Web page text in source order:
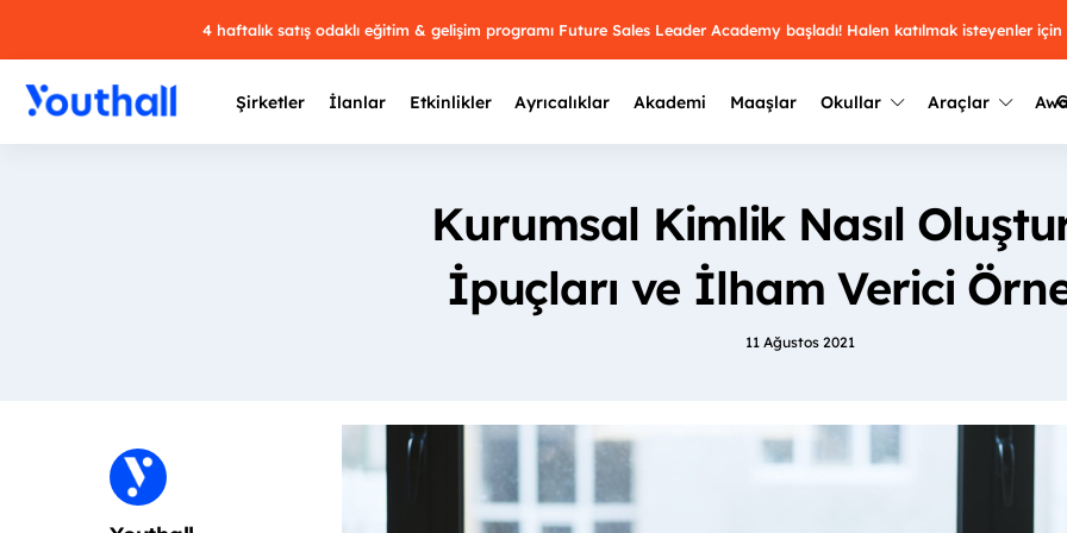
4 haftalık satış odaklı eğitim & gelişim programı Future Sales Leader Academy başladı! Halen katılmak isteyenler
Şirketler İlanlar Etkinlikler Ayrıcalıklar Akademi Maaşlar Okullar
Üniversite kulüplerini ve
keşfet.
hakkında bilgi al.
Araçlar
Youth Awards 2026
2025Kazananları
2024 Kazananları
2023
Kurumsal Kimlik Nasıl
İpuçları ve İlham Verici
11 Ağustos 2021